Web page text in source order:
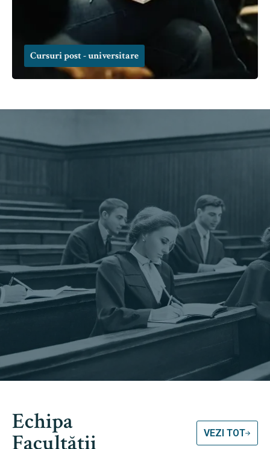
Cursuri post - universitare
Echipa VEZI TOT